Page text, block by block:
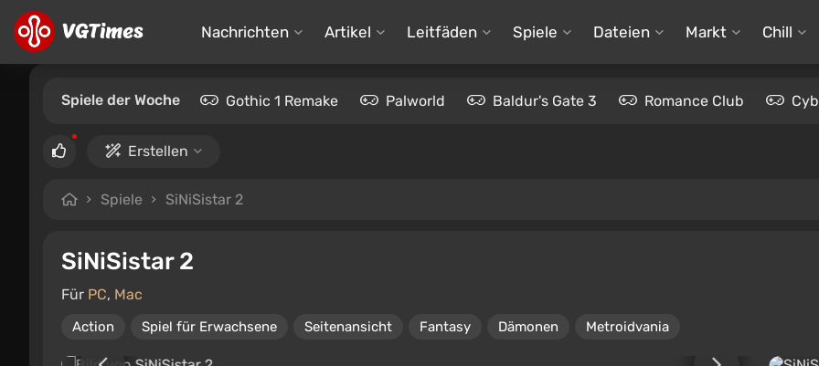
Nachrichten Artikel Leitfäden Spiele Dateien Markt Chill
Spiele der Woche Gothic 1 Remake Palworld Baldur's Gate 3 Romance Club
Erstellen
Spiele SiNiSistar 2
SiNiSistar 2
Für PC, Mac
Action Spiel für Erwachsene Seitenansicht Fantasy Dämonen Metroidvania